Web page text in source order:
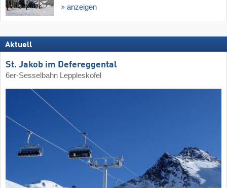
anzeigen
Aktuell
St. Jakob im Defereggental
6er-Sesselbahn Leppleskofel